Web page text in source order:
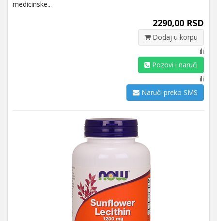
medicinske...
2290,00 RSD
Dodaj u korpu
ili
Pozovi i naruči
ili
Naruči preko SMS